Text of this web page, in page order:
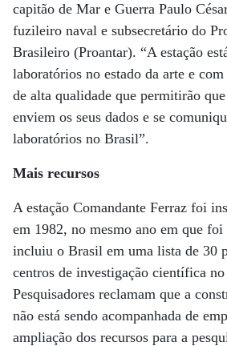
capitão de Mar e Guerra Paulo
fuzileiro naval e subsecretário do
Brasileiro (Proantar). “A estação
laboratórios no estado da arte e
de alta qualidade que permitirão
enviem os seus dados e se
laboratórios no Brasil”.
Mais recursos
A estação Comandante Ferraz foi
em 1982, no mesmo ano em que
incluiu o Brasil em uma lista de 30
centros de investigação científica
Pesquisadores reclamam que a
não está sendo acompanhada de
ampliação dos recursos para a